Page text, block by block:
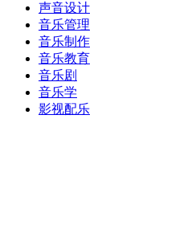
声音设计
音乐管理
音乐制作
音乐教育
音乐剧
音乐学
影视配乐